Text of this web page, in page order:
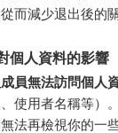
而減少退出後的
個人資料的影響
員無法訪問個人
使用者名稱等）
法再檢視你的一